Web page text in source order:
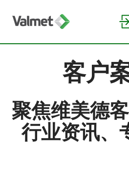
客户
聚焦维美德客
行业资讯、